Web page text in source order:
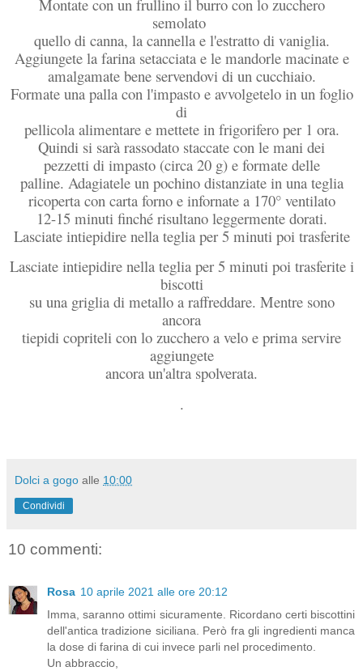
Montate con un frullino il burro con lo zucchero
semolato
quello di canna, la cannella e l'estratto di vaniglia.
Aggiungete la farina setacciata e le mandorle macinate e
amalgamate bene servendovi di un cucchiaio.
Formate una palla con l'impasto e avvolgetelo in un foglio
di
pellicola alimentare e mettete in frigorifero per 1 ora.
Quindi si sarà rassodato staccate con le mani dei
pezzetti di impasto (circa 20 g) e formate delle
palline. Adagiatele un pochino distanziate in una teglia
ricoperta con carta forno e infornate a 170° ventilato
12-15 minuti finché risultano leggermente dorati.
Lasciate intiepidire nella teglia per 5 minuti poi trasferite
Lasciate intiepidire nella teglia per 5 minuti poi trasferite i
biscotti
su una griglia di metallo a raffreddare. Mentre sono
ancora
tiepidi copriteli con lo zucchero a velo e prima servire
aggiungete
ancora un'altra spolverata.
.
Dolci a gogo alle 10:00
Condividi
10 commenti:
Rosa 10 aprile 2021 alle ore 20:12
Imma, saranno ottimi sicuramente. Ricordano certi biscottini
dell'antica tradizione siciliana. Però fra gli ingredienti manca
la dose di farina di cui invece parli nel procedimento.
Un abbraccio,